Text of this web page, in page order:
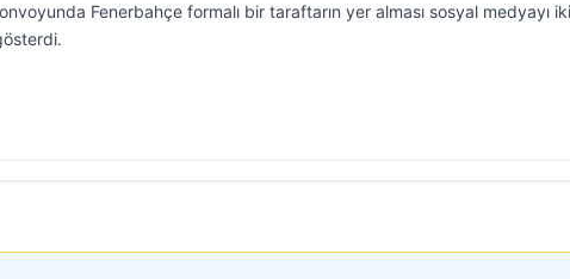
Fenerbahçe formalı bir taraftarın yer alması sosyal medyayı